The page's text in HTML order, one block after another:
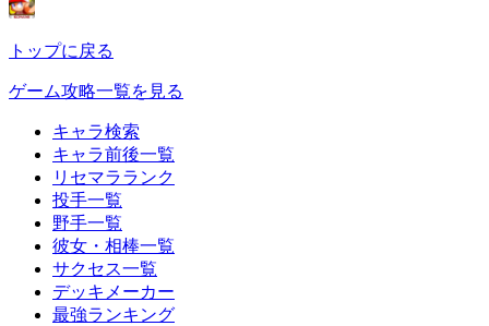
トップに戻る
ゲーム攻略一覧を見る
キャラ検索
キャラ前後一覧
リセマラランク
投手一覧
野手一覧
彼女・相棒一覧
サクセス一覧
デッキメーカー
最強ランキング